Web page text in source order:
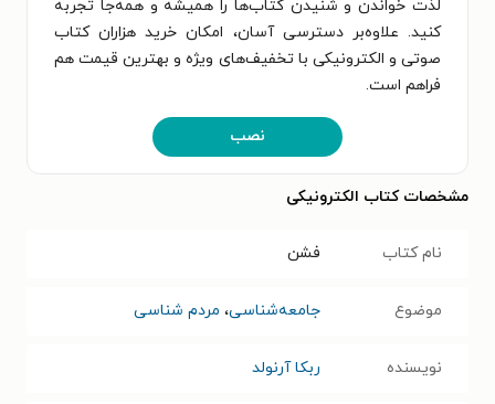
لذت خواندن و شنیدن کتاب‌ها را همیشه و همه‌جا تجربه
کنید. علاوه‌بر دسترسی آسان، امکان خرید هزاران کتاب
صوتی و الکترونیکی با تخفیف‌های ویژه و بهترین قیمت هم
فراهم است.
نصب
مشخصات کتاب الکترونیکی
نام کتاب فشن
موضوع جامعه‌شناسی، مردم شناسی
نویسنده ربکا آرنولد